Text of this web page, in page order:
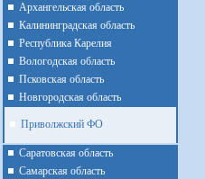
Архангельская область
Калининградская область
Республика Карелия
Вологодская область
Псковская область
Новгородская область
Приволжский ФО
Cаратовская область
Cамарская область